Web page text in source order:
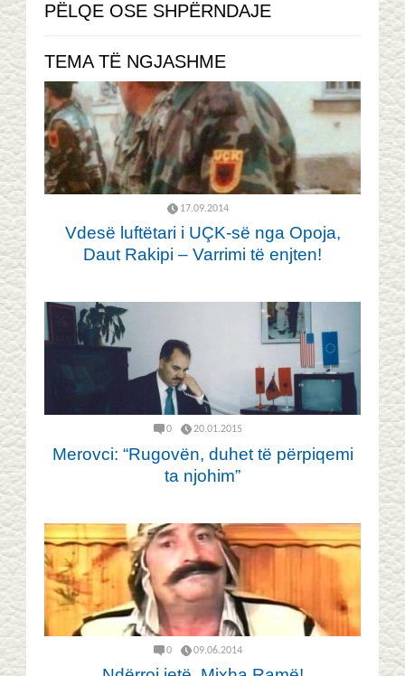
PËLQE OSE SHPËRNDAJE
TEMA TË NGJASHME
17.09.2014
Vdesë luftëtari i UÇK-së nga Opoja,
Daut Rakipi – Varrimi të enjten!
0 20.01.2015
Merovci: “Rugovën, duhet të përpiqemi
ta njohim”
0 09.06.2014